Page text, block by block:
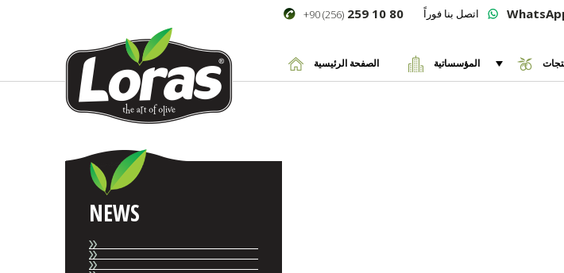
+90 (256)259 10 80 اتصل بنا فوراً
الصفحة الرئيسية المؤسساتية
NEWS